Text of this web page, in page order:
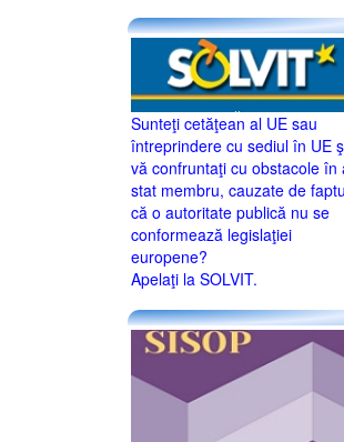
Sunteţi cetăţean al UE sau
întreprindere cu sediul în UE
vă confruntaţi cu obstacole în
stat membru, cauzate de
că o autoritate publică nu se
conformează legislaţiei
europene?
Apelaţi la SOLVIT.